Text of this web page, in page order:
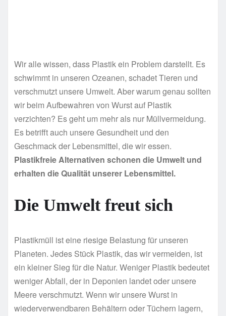
Wir alle wissen, dass Plastik ein Problem darstellt. Es
schwimmt in unseren Ozeanen, schadet Tieren und
verschmutzt unsere Umwelt. Aber warum genau sollten
wir beim Aufbewahren von Wurst auf Plastik
verzichten? Es geht um mehr als nur Müllvermeidung.
Es betrifft auch unsere Gesundheit und den
Geschmack der Lebensmittel, die wir essen.
Plastikfreie Alternativen schonen die Umwelt und
erhalten die Qualität unserer Lebensmittel.
Die Umwelt freut sich
Plastikmüll ist eine riesige Belastung für unseren
Planeten. Jedes Stück Plastik, das wir vermeiden, ist
ein kleiner Sieg für die Natur. Weniger Plastik bedeutet
weniger Abfall, der in Deponien landet oder unsere
Meere verschmutzt. Wenn wir unsere Wurst in
wiederverwendbaren Behältern oder Tüchern lagern,